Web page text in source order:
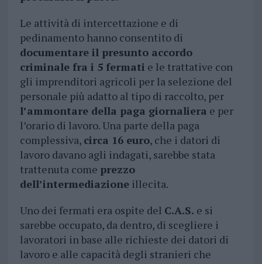
Le attività di intercettazione e di
pedinamento hanno consentito di
documentare il presunto accordo
criminale fra i 5 fermati e le trattative con
gli imprenditori agricoli per la selezione del
personale più adatto al tipo di raccolto, per
l’ammontare della paga giornaliera e per
l’orario di lavoro. Una parte della paga
complessiva, circa 16 euro, che i datori di
lavoro davano agli indagati, sarebbe stata
trattenuta come prezzo
dell’intermediazioneillecita.
Uno dei fermati era ospite del C.A.S. e si
sarebbe occupato, da dentro, di scegliere i
lavoratori in base alle richieste dei datori di
lavoro e alle capacità degli stranieri che